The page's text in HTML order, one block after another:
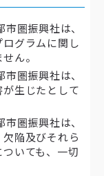
圏振興社は、
グラムに関し
ん。
圏振興社は、
生じたとして
圏振興社は、
陥及びそれら
いても、一切